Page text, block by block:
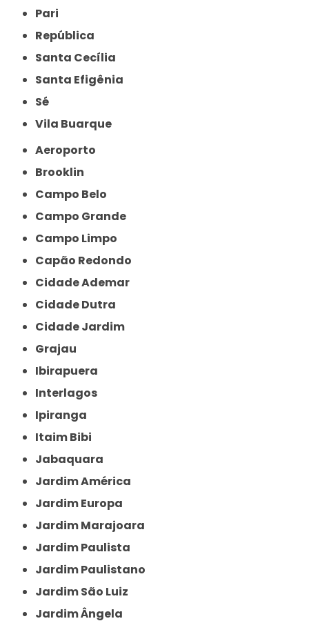
Pari
República
Santa Cecília
Santa Efigênia
Sé
Vila Buarque
Aeroporto
Brooklin
Campo Belo
Campo Grande
Campo Limpo
Capão Redondo
Cidade Ademar
Cidade Dutra
Cidade Jardim
Grajau
Ibirapuera
Interlagos
Ipiranga
Itaim Bibi
Jabaquara
Jardim América
Jardim Europa
Jardim Marajoara
Jardim Paulista
Jardim Paulistano
Jardim São Luiz
Jardim Ângela